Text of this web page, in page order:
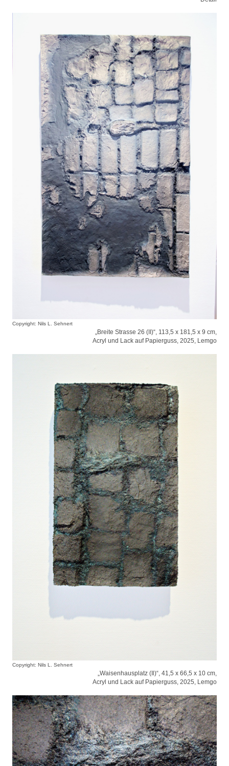
Copyright: Nils L. Sehnert
„Breite Strasse 26 (II)“, 113,5 x 181,5 x 9 cm,
Acryl und Lack auf Papierguss, 2025, Lemgo
Copyright: Nils L. Sehnert
„Waisenhausplatz (Il)“, 41,5 x 66,5 x 10 cm,
Acryl und Lack auf Papierguss, 2025, Lemgo